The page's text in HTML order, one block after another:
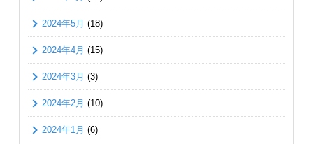
2024年5月 (18)
2024年4月 (15)
2024年3月 (3)
2024年2月 (10)
2024年1月 (6)